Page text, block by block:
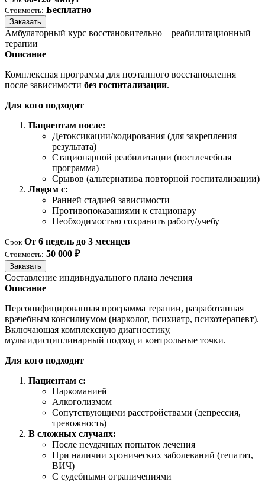
Стоимость: Бесплатно
Заказать
Амбулаторный курс восстановительно – реабилитационный
терапии
Описание
Комплексная программа для поэтапного восстановления
после зависимости без госпитализации.
Для кого подходит
Пациентам после:
Детоксикации/кодирования (для закрепления
результата)
Стационарной реабилитации (постлечебная
программа)
Срывов (альтернатива повторной госпитализации)
Людям с:
Ранней стадией зависимости
Противопоказаниями к стационару
Необходимостью сохранить работу/учебу
Срок От 6 недель до 3 месяцев
Стоимость: 50 000 ₽
Заказать
Составление индивидуального плана лечения
Описание
Персонифицированная программа терапии, разработанная
врачебным консилиумом (нарколог, психиатр, психотерапевт).
Включающая комплексную диагностику,
мультидисциплинарный подход и контрольные точки.
Для кого подходит
Пациентам с:
Наркоманией
Алкоголизмом
Сопутствующими расстройствами (депрессия,
тревожность)
В сложных случаях:
После неудачных попыток лечения
При наличии хронических заболеваний (гепатит,
ВИЧ)
С судебными ограничениями